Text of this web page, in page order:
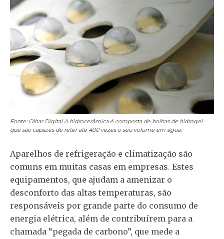
Fonte: Olhar DigitalA hidrocerâmica é composta de bolhas de hidrogel
que são capazes de reter até 400 vezes o seu volume em água.
Aparelhos de refrigeração e climatização são
comuns em muitas casas em empresas. Estes
equipamentos, que ajudam a amenizar o
desconforto das altas temperaturas, são
responsáveis por grande parte do consumo de
energia elétrica, além de contribuírem para a
chamada “pegada de carbono”, que mede a